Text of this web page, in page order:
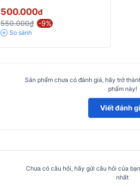
500.000đ
550.000₫ -9%
So sánh
Sản phẩm chưa có đánh giá, hãy trở
phẩm này!
Viết đánh
Chưa có câu hỏi, hãy gửi câu hỏi của
nhất